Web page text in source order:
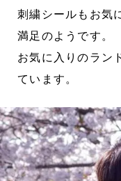
刺繍シールもお気
満足のようです。
お気に入りのラン
ています。